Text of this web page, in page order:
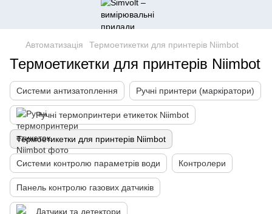
Автоматизація Термоетикетки для принтерів Niimbot
Термоетикетки для принтерів Niimbot
Системи антизатоплення Ручні принтери (маркіратори)
Ручні термопринтери етикеток Niimbot
Термоетикетки для принтерів Niimbot
Системи контролю параметрів води Контролери
Панель контролю газових датчиків
Датчики та детектори